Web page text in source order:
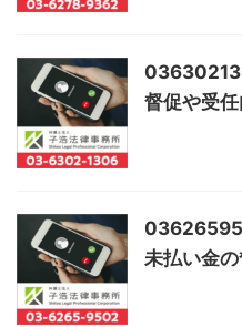
督促や受
未払い金